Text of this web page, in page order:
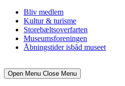
Bliv medlem
Kultur & turisme
Storebæltsoverfarten
Museumsforeningen
Åbningstider isbåd museet
Open Menu Close Menu